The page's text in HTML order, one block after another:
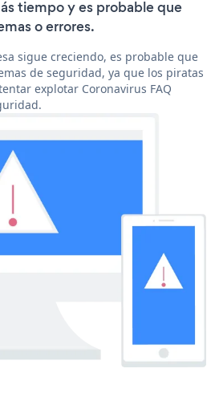
tiempo y es probable que
o errores.
sigue creciendo, es probable que
de seguridad, ya que los piratas
explotar Coronavirus FAQ